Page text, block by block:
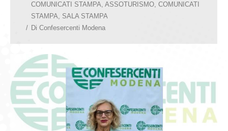
COMUNICATI STAMPA, ASSOTURISMO, COMUNICATI
STAMPA, SALA STAMPA
Di Confesercenti Modena